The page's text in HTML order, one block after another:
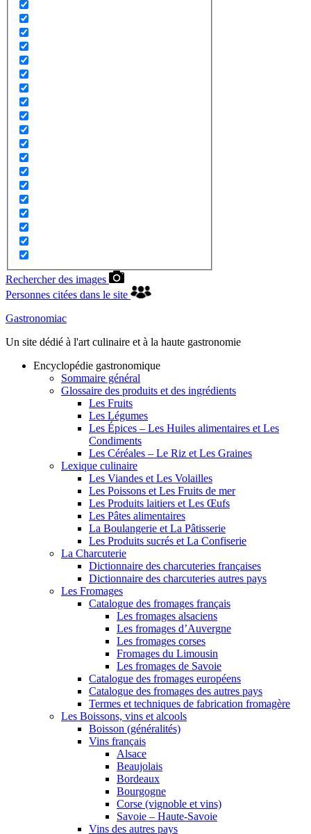
Rechercher des images
Personnes citées dans le site
Gastronomiac
Un site dédié à l'art culinaire et à la haute gastronomie
Encyclopédie gastronomique
Sommaire général
Glossaire des produits et des ingrédients
Les Fruits
Les Légumes
Les Épices – Les Huiles alimentaires et Les
Condiments
Les Céréales – Le Riz et Les Graines
Lexique culinaire
Les Viandes et Les Volailles
Les Poissons et Les Fruits de mer
Les Produits laitiers et Les Œufs
Les Pâtes alimentaires
La Boulangerie et La Pâtisserie
Les Produits sucrés et La Confiserie
La Charcuterie
Dictionnaire des charcuteries françaises
Dictionnaire des charcuteries autres pays
Les Fromages
Catalogue des fromages français
Les fromages alsaciens
Les fromages d’Auvergne
Les fromages corses
Fromages du Limousin
Les fromages de Savoie
Catalogue des fromages européens
Catalogue des fromages des autres pays
Termes et techniques de fabrication fromagère
Les Boissons, vins et alcools
Boisson (généralités)
Vins français
Alsace
Beaujolais
Bordeaux
Bourgogne
Corse (vignoble et vins)
Savoie – Haute-Savoie
Vins des autres pays